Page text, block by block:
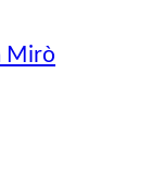
Mirò